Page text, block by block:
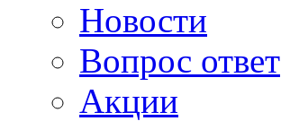
Новости
Вопрос ответ
Акции